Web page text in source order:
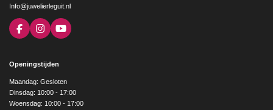
Info@juwelierleguit.nl
F
a
b
o
k
I
n
a
g
r
a
m
Y
o
e
Openingstijden
Maandag: Gesloten
Dinsdag: 10:00 - 17:00
Woensdag: 10:00 - 17:00